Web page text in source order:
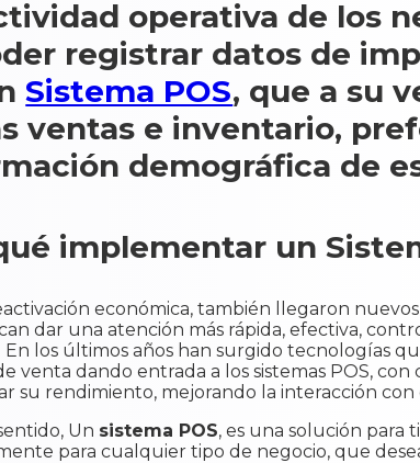
operativa de los
registrar datos de
Sistema POS, que a su
ventas e inventario,
demográfica de
implementar un
económica, también llegaron
dar una atención más rápida, efectiva,
los últimos años han surgido tecnologías
venta dando entrada a los sistemas POS,
su rendimiento, mejorando la interacción
Un sistema POS, es una solución para
para cualquier tipo de negocio, que